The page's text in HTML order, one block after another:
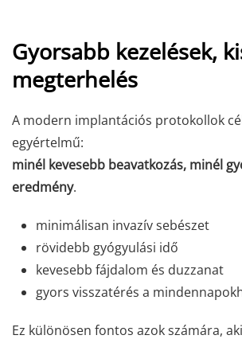
Gyorsabb kezelések,
megterhelés
A modern implantációs protokollok
egyértelmű:
minél kevesebb beavatkozás, minél
eredmény.
minimálisan invazív sebészet
rövidebb gyógyulási idő
kevesebb fájdalom és duzzanat
gyors visszatérés a
Ez különösen fontos azok számára,